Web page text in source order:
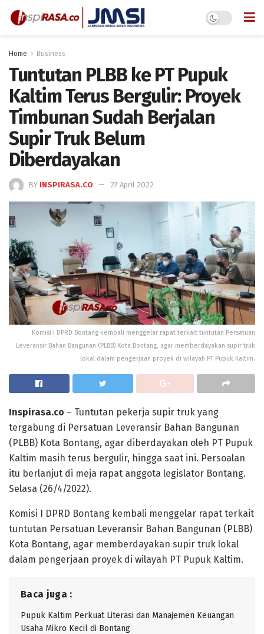
Home Business
Tuntutan PLBB ke PT Pupuk
Kaltim Terus Bergulir: Proyek
Timbunan Sudah Berjalan
Supir Truk Belum
Diberdayakan
BY INSPIRASA.CO 27 April 2022
Komisi I DPRD Bontang kembali menggelar rapat terkait tuntutan Persatuan
Leveransir Bahan Bangunan (PLBB) Kota Bontang, agar memberdayakan supir truk
lokal dalam pengerjaan proyek di wilayah PT Pupuk Kaltim.
Inspirasa.co – Tuntutan pekerja supir truk yang
tergabung di Persatuan Leveransir Bahan Bangunan
(PLBB) Kota Bontang, agar diberdayakan oleh PT Pupuk
Kaltim masih terus bergulir, hingga saat ini. Persoalan
itu berlanjut di meja rapat anggota legislator Bontang.
Selasa (26/4/2022).
Komisi I DPRD Bontang kembali menggelar rapat terkait
tuntutan Persatuan Leveransir Bahan Bangunan (PLBB)
Kota Bontang, agar memberdayakan supir truk lokal
dalam pengerjaan proyek di wilayah PT Pupuk Kaltim.
Baca juga :
Pupuk Kaltim Perkuat Literasi dan Manajemen Keuangan
Usaha Mikro Kecil di Bontang